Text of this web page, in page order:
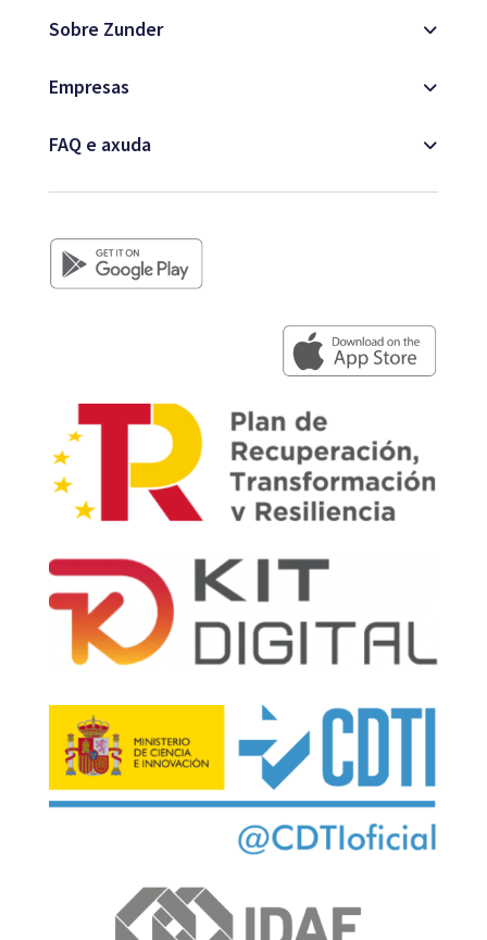
+34 979 300 500
Sobre Zunder
Empresas
FAQ e axuda